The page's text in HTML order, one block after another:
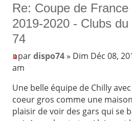
Re: Coupe de France
2019-2020 - Clubs du
74
pardispo74» Dim Déc 08,
am
Une belle équipe de Chilly
coeur gros comme une
plaisir de voir des gars qui se